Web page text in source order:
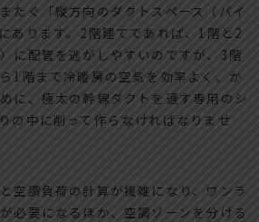
たぐ「縦方向のダクトスペース（パイ
あります。2階建てであれば、1階と2
に配管を逃がしやすいのですが、3階
1階まで冷暖房の空気を効率よく、か
に、極太の幹線ダクトを通す専用のシ
の中に削って作らなければなりませ
空調負荷の計算が複雑になり、ワンラ
必要になるほか、空調ゾーンを分ける